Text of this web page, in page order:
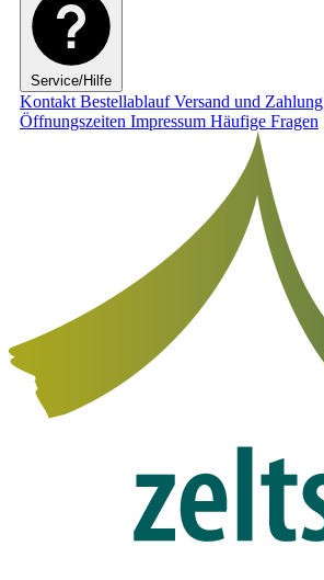
Service/Hilfe
Kontakt BestellablaufVersand und Zahlung
Öffnungszeiten Impressum Häufige Fragen